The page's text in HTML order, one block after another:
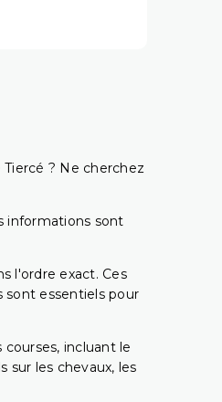
? Ne cherchez
informations sont
l'ordre exact. Ces
sont essentiels pour
incluant le
sur les chevaux, les